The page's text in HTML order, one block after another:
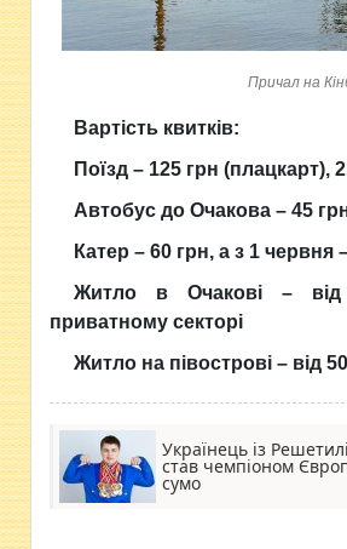
Причал на
Вартість квитків:
Поїзд – 125 грн (плацкарт),
Автобус до Очакова – 45
Катер – 60 грн, а з 1 червня
Житло в Очакові –
приватному секторі
Житло на півострові – від
Українець із
став чемпіоном
сумо